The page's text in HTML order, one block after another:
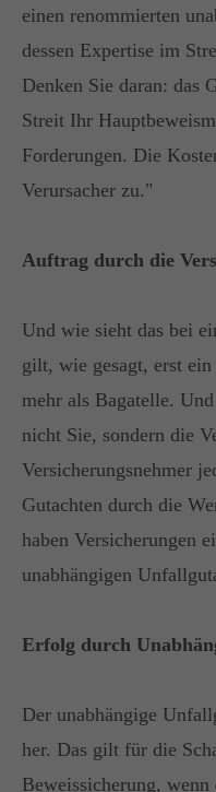
Have any
+44 1234 567
Drop us a line
SOCIAL
Lorem ipsum dolor
Aenean commodo
massa. Cum sociis
Donec quam felis,
einen renommierten
dessen Expertise im
Denken Sie daran: das
Streit Ihr
Forderungen. Die
Verursacher zu."
Auftrag durch die
Und wie sieht das bei
gilt, wie gesagt, erst
mehr als Bagatelle.
nicht Sie, sondern die
Versicherungsnehmer
Gutachten durch die
haben Versicherungen
unabhängigen
Erfolg durch
Der unabhängige
her. Das gilt für die
Beweissicherung,